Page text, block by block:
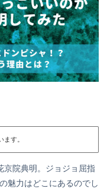
す。
京院典明。ジョジョ屈指
魅力はどこにあるのでし